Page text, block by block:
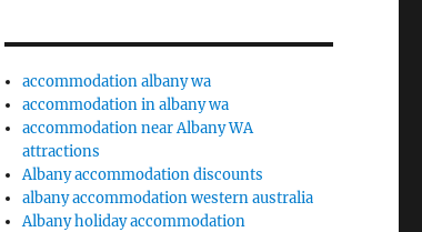
accommodation albany wa
accommodation in albany wa
accommodation near Albany WA
attractions
Albany accommodation discounts
albany accommodation western australia
Albany holiday accommodation